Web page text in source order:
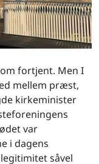
fortjent. Men I
mellem præst,
kirkeminister
var
i dagens
såvel